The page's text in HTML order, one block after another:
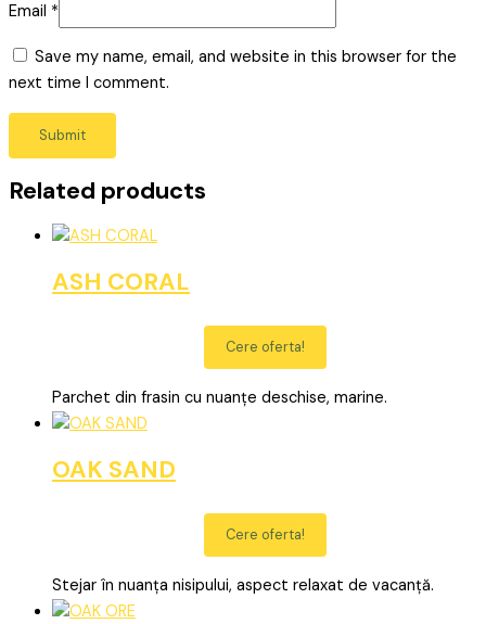
Email *
Save my name, email, and website in this browser for the
next time I comment.
Related products
ASH CORAL
Cere oferta!
Parchet din frasin cu nuanțe deschise, marine.
OAK SAND
Cere oferta!
Stejar în nuanța nisipului, aspect relaxat de vacanță.